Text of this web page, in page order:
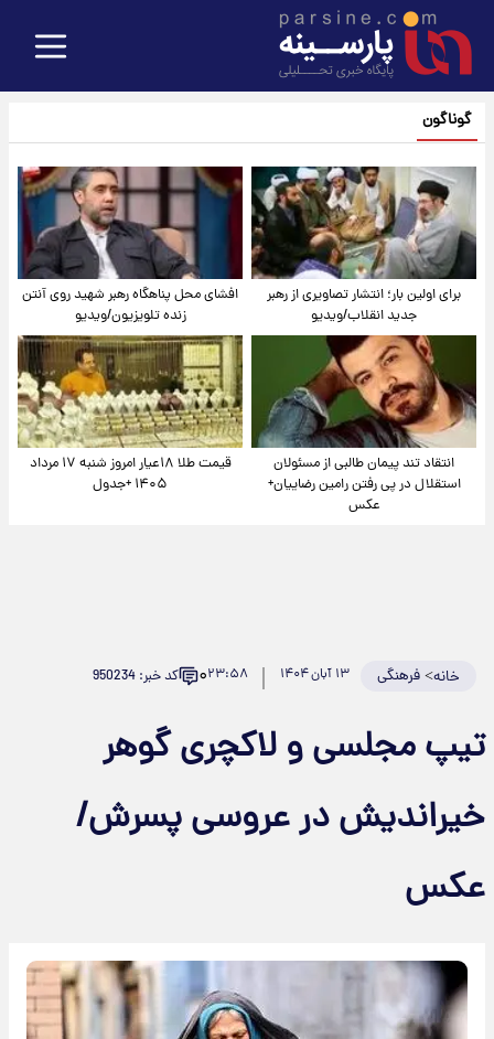
گوناگون
برای اولین بار؛ انتشار تصاویری از رهبر
جدید انقلاب/ویدیو
افشای محل پناهگاه‌ رهبر شهید روی آنتن
زنده تلویزیون/ویدیو
انتقاد تند پیمان طالبی از مسئولان
استقلال در پی رفتن رامین رضاییان+
عکس
قیمت طلا ۱۸عیار امروز شنبه ۱۷ مرداد
۱۴۰۵ +جدول
خانه>فرهنگی ۱۳ آبان ۱۴۰۴ ۲۳:۵۸۰ کد خبر: 950234
تیپ مجلسی و لاکچری گوهر
خیراندیش در عروسی پسرش/
عکس